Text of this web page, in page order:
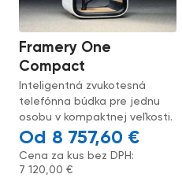
Framery One
Compact
Inteligentná zvukotesná
telefónna búdka pre jednu
osobu v kompaktnej veľkosti.
8 757,60 €
Cena za kus bez DPH:
7 120,00€